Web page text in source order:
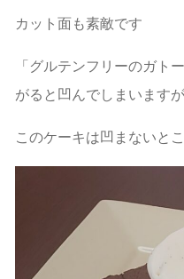
カット面も素敵です
「グルテンフリーのガト
がると凹んでしまいますが
このケーキは凹まないと